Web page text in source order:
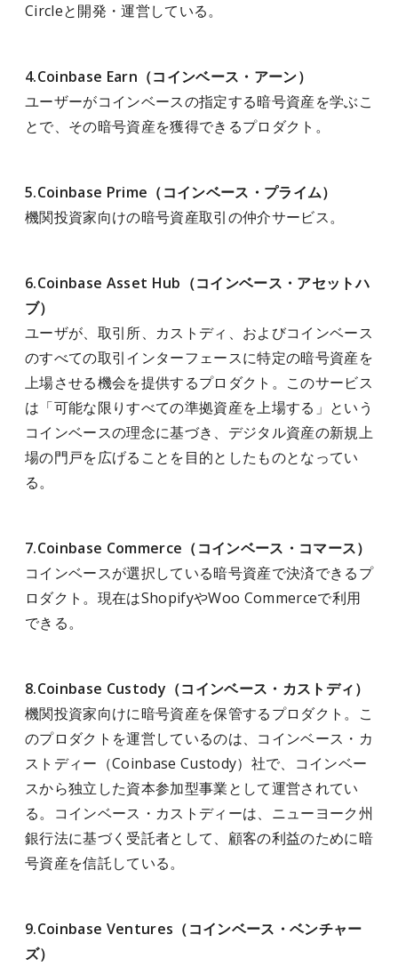
Circleと開発・運営している。
4.Coinbase Earn（コインベース・アーン）
ユーザーがコインベースの指定する暗号資産を学ぶこ
とで、その暗号資産を獲得できるプロダクト。
5.Coinbase Prime（コインベース・プライム）
機関投資家向けの暗号資産取引の仲介サービス。
6.Coinbase Asset Hub（コインベース・アセットハ
ブ）
ユーザが、取引所、カストディ、およびコインベース
のすべての取引インターフェースに特定の暗号資産を
上場させる機会を提供するプロダクト。このサービス
は「可能な限りすべての準拠資産を上場する」という
コインベースの理念に基づき、デジタル資産の新規上
場の門戸を広げることを目的としたものとなってい
る。
7.Coinbase Commerce（コインベース・コマース）
コインベースが選択している暗号資産で決済できるプ
ロダクト。現在はShopifyやWoo Commerceで利用
できる。
8.Coinbase Custody（コインベース・カストディ）
機関投資家向けに暗号資産を保管するプロダクト。こ
のプロダクトを運営しているのは、コインベース・カ
ストディー（Coinbase Custody）社で、コインベー
スから独立した資本参加型事業として運営されてい
る。コインベース・カストディーは、ニューヨーク州
銀行法に基づく受託者として、顧客の利益のために暗
号資産を信託している。
9.Coinbase Ventures（コインベース・ベンチャー
ズ）